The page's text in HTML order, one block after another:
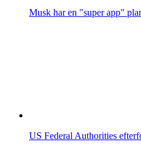
Musk har en "super app"
US Federal Authorities